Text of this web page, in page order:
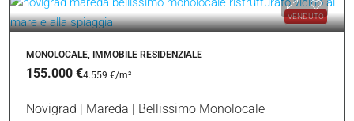
VENDUTO
MONOLOCALE, IMMOBILE RESIDENZIALE
155.000 €4.559 €/m²
Novigrad | Mareda | Bellissimo Monolocale